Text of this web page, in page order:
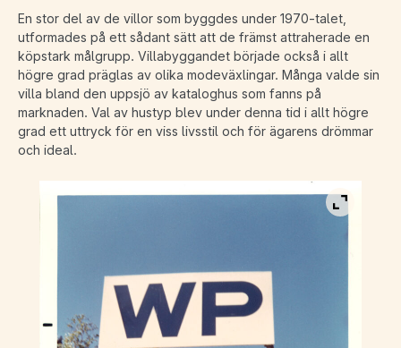
En stor del av de villor som byggdes under 1970-talet,
utformades på ett sådant sätt att de främst attraherade en
köpstark målgrupp. Villabyggandet började också i allt
högre grad präglas av olika modeväxlingar. Många valde sin
villa bland den uppsjö av kataloghus som fanns på
marknaden. Val av hustyp blev under denna tid i allt högre
grad ett uttryck för en viss livsstil och för ägarens drömmar
och ideal.
Visa